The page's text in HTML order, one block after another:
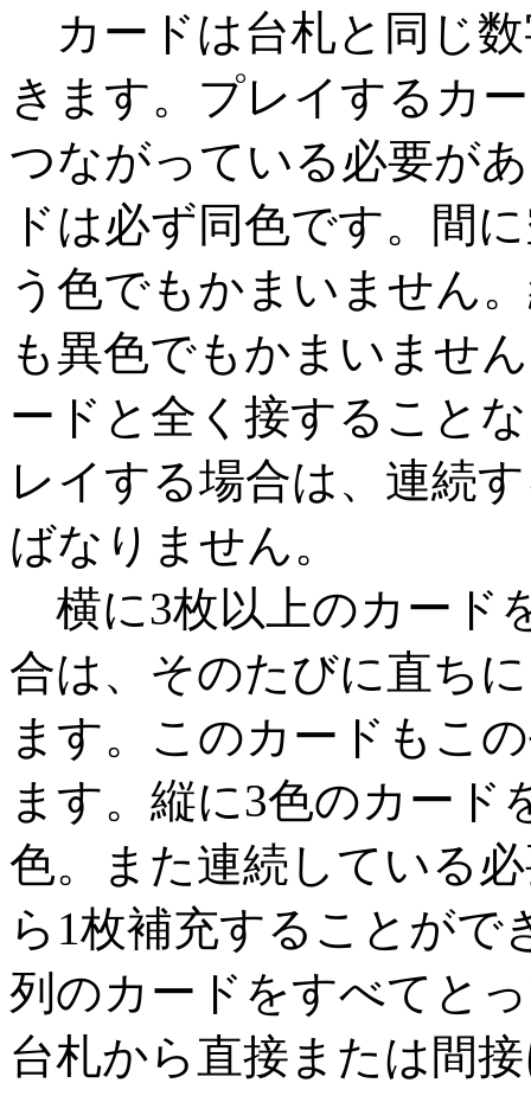
カードは台札と同じ
きます。プレイするカ
つながっている必要が
ドは必ず同色です。間
う色でもかまいません
も異色でもかまいませ
ードと全く接すること
レイする場合は、連続
ばなりません。
横に3枚以上のカード
合は、そのたびに直ち
ます。このカードもこ
ます。縦に3色のカード
色。また連続している
ら1枚補充することが
列のカードをすべてと
台札から直接または間